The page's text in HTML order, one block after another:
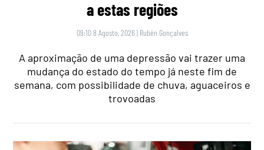
a estas regiões
09:10 8 Agosto, 2026 | Rubén Gonçalves
A aproximação de uma depressão vai trazer uma
mudança do estado do tempo já neste fim de
semana, com possibilidade de chuva, aguaceiros e
trovoadas